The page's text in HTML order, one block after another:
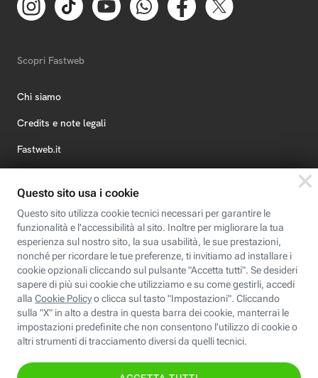
Scopri Fastweb
Chi siamo
Credits e note legali
Fastweb.it
Fastweb Digital Academy
STEP FuturAbility District
Insieme, siamo futuro